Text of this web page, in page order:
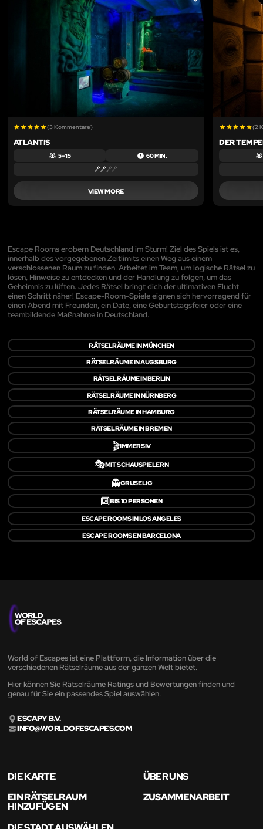
(3 Kommentare)
ATLANTIS
5 – 15 60 MIN.
VIEW MORE
(2
DER
Escape Rooms erobern Deutschland im Sturm! Ziel des Spiels ist es,
innerhalb des vorgegebenen Zeitlimits einen Weg aus einem
verschlossenen Raum zu finden. Arbeitet im Team, um logische Rätsel zu
lösen, Hinweise zu entdecken und der Handlung zu folgen, um das
Geheimnis zu lüften. Jedes Rätsel bringt dich der ultimativen Flucht
einen Schritt näher! Escape-Room-Spiele eignen sich hervorragend für
einen Abend mit Freunden, ein Date, eine Geburtstagsfeier oder eine
teambildende Maßnahme in Deutschland.
RÄTSELRÄUME IN MÜNCHEN
RÄTSELRÄUME IN AUGSBURG
RÄTSELRÄUME IN BERLIN
RÄTSELRÄUME IN NÜRNBERG
RÄTSELRÄUME IN HAMBURG
RÄTSELRÄUME IN BREMEN
🎬IMMERSIV
🎭MIT SCHAUSPIELERN
👻GRUSELIG
🔟BIS 10 PERSONEN
ESCAPE ROOMS IN LOS ANGELES
ESCAPE ROOMS EN BARCELONA
World of Escapes ist eine Plattform, die Information über die
verschiedenen Rätselräume aus der ganzen Welt bietet.
Hier können Sie Rätselräume Ratings und Bewertungen finden und
genau für Sie ein passendes Spiel auswählen.
ESCAPY B.V.
INFO@WORLDOFESCAPES.COM
DIE KARTE
ÜBER UNS
EIN RÄTSELRAUM
HINZUFÜGEN
ZUSAMMENARBEIT